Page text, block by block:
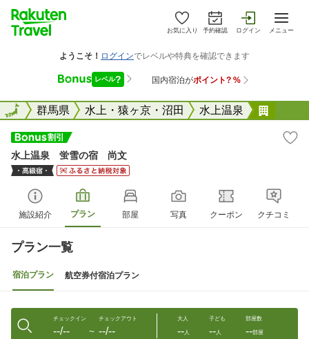
お気に入り 予約確認 ログイン メニュー
全国群馬県 水上・猿ヶ京・沼田 水上温泉
全国
水上温泉 蛍雪の宿 尚文
施設紹介 プラン 部屋 写真 クーポン クチコミ
プラン一覧
宿泊プラン 航空券付宿泊プラン
チェックイン
--/-- 〜
チェックアウト
--/--
大人
--人
子ども
--人
部屋数
--部屋